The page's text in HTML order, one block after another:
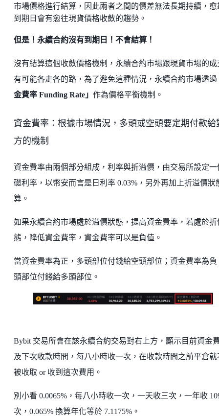
市場價格進行結算，因此兩者之間的價差無法長期持續，愈
到期日會有愈往現貨價格收斂的趨勢。
但是！永續合約沒有到期日！不會結算！
沒有結算這個收斂價格機制，永續合約市場跟現貨市場的成
有可能各走各的路，為了避免這種情況，永續合約市場透過
金費率 Funding Rate」 作為價格平衡機制。
資金費率：根據市場情況，多頭或空頭要定期付款給
方的機制
資金費率由兩個部分組成，利率與折溢價，由交易所設定一
礎利率，以幣安而言是日利率 0.03%，另外再加上折溢價狀
算。
如果永續合約市場處於溢價狀態，提高資金費率，若處於折
態，降低資金費率，資金費率可以是負值。
當資金費率為正，多頭部位付錢給空頭部位；資金費率為負
頭部位付錢給多頭部位。
Bybit 交易所會在該永續合約交易對右上方，顯示目前資金
及下次收款時間，每八小時收一次，在收款時間之前平倉就
被收取 or 收到這次費用。
別小看 0.0065%，每八小時收一次，一天收三次，一年收
次，0.065% 換算年化等於 7.1175%。